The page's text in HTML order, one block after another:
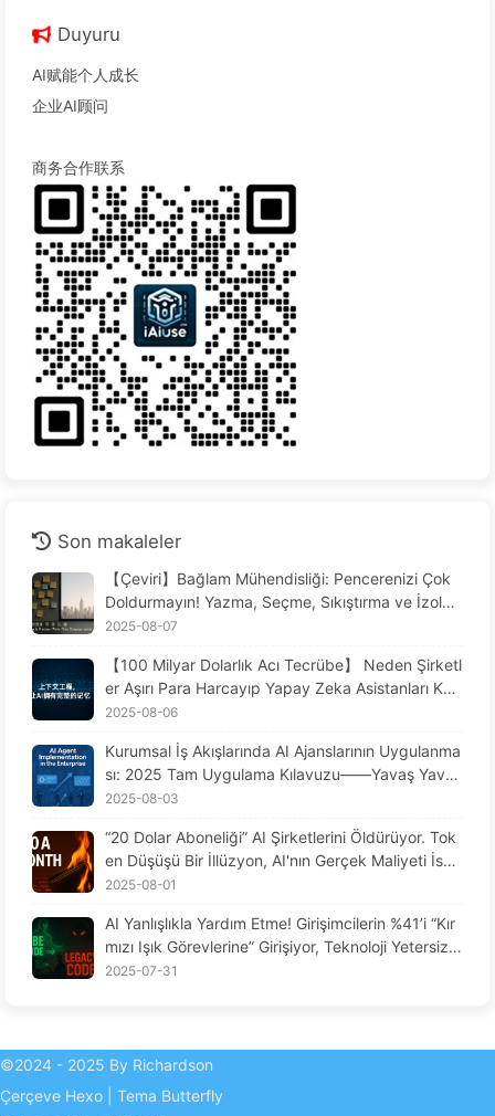
Duyuru
AI赋能个人成长
企业AI顾问
商务合作联系
Son makaleler
【Çeviri】Bağlam Mühendisliği: Pencerenizi Çok
Doldurmayın! Yazma, Seçme, Sıkıştırma ve İzolas
yonda Dikkatli Olun, Gürültüyü Dışarıda Tutun—Y
2025-08-07
【100 Milyar Dolarlık Acı Tecrübe】 Neden Şirketl
er Aşırı Para Harcayıp Yapay Zeka Asistanları Kur
duklarında, Kritik Anlarda "Unutuyor"? Rakipleri N
vaş AI169
2025-08-06
Kurumsal İş Akışlarında AI Ajanslarının Uygulanma
sı: 2025 Tam Uygulama Kılavuzu——Yavaş Yavaş
AI Öğrenin 166
2025-08-03
“20 Dolar Aboneliği” AI Şirketlerini Öldürüyor. Tok
en Düşüşü Bir İllüzyon, AI'nın Gerçek Maliyeti İse
Açgözlülüğünüzdür — AI164'ü Yavaşça Öğrenin
2025-08-01
AI Yanlışlıkla Yardım Etme! Girişimcilerin %41’i “Kır
mızı Işık Görevlerine” Girişiyor, Teknoloji Yetersiz,
Çalışanlar Daha Çok Acı Çekiyor — Yavaş Yavaş
2025-07-31
©2024 - 2025 By Richardson
Çerçeve Hexo Tema Butterfly